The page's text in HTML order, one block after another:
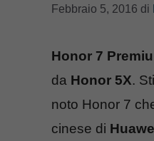
Febbraio 5, 2016 di
Honor 7
da Honor 5X.
noto Honor 7
cinese di